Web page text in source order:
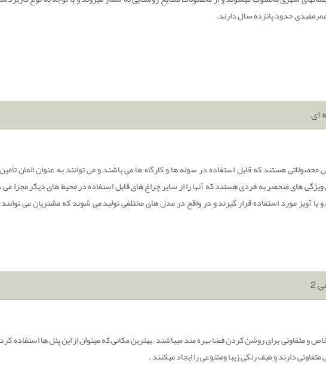
حدود پانزده سال دارند.
ای
هستند که قابل استفاده در سوله ها و کارگاه ها می باشند و می توانند به عنوان المان
های منحصر به فردی هستند که آنها را از سایر چراغ های قابل استفاده در محیط های دیگر مجزا
آویز مورد استفاده قرار گیرند و در واقع در مدل های مختلفی تولید می شوند که مشتریان می
2
خاص و متفاوتی برای روشن کردن فضا بهره مند میباشند .بهترین مکانی که میتوان از این پنل ها استفاده
دارند و طیف رنگی زیبا ومتنوعی را ایجاد میکنند .